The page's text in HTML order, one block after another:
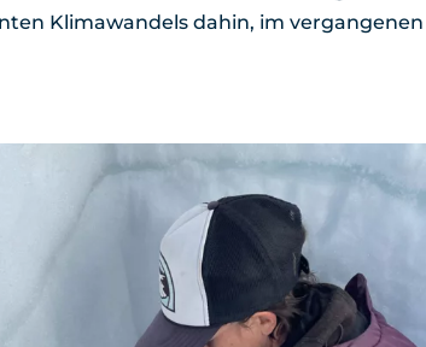
Klimawandels dahin, im vergangenen